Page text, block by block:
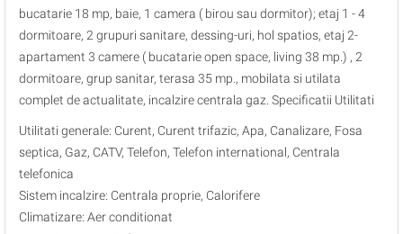
bucatarie 18 mp, baie, 1 camera ( birou sau dormitor); etaj 1 - 4
dormitoare, 2 grupuri sanitare, dessing-uri, hol spatios, etaj 2-
apartament 3 camere ( bucatarie open space, living 38 mp.) , 2
dormitoare, grup sanitar, terasa 35 mp., mobilata si utilata
complet de actualitate, incalzire centrala gaz. Specificatii Utilitati
Utilitati generale: Curent, Curent trifazic, Apa, Canalizare, Fosa
septica, Gaz, CATV, Telefon, Telefon international, Centrala
telefonica
Sistem incalzire: Centrala proprie, Calorifere
Climatizare: Aer conditionat